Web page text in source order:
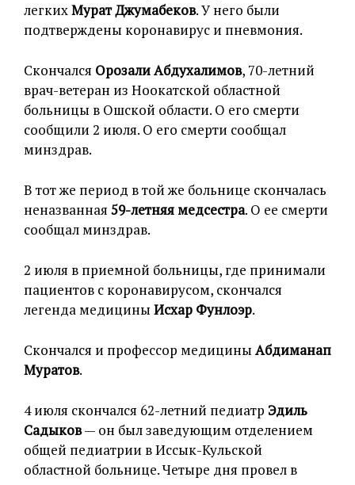
легкихМурат Джумабеков. У него были
подтверждены коронавирус и пневмония.
Скончался Орозали Абдухалимов, 70-летний
врач-ветеран из Ноокатской областной
больницы в Ошской области. О его смерти
сообщили 2 июля. О его смерти сообщал
минздрав.
В тот же период в той же больнице скончалась
неназванная 59-летняя медсестра. О ее смерти
сообщал минздрав.
2 июля в приемной больницы, где принимали
пациентов с коронавирусом, скончался
легенда медицины Исхар Фунлоэр.
Скончался и профессор медицины Абдиманап
Муратов.
4 июля скончался 62-летний педиатр Эдиль
Садыков— он был заведующим отделением
общей педиатрии в Иссык-Кульской
областной больнице. Четыре дня провел в